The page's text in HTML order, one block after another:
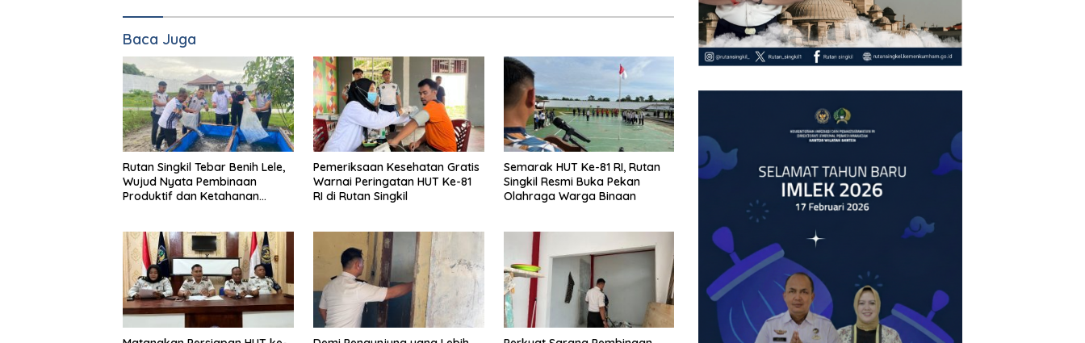
Baca Juga
Rutan Singkil Tebar Benih Lele,
Wujud Nyata Pembinaan
Produktif dan Ketahanan
Pemeriksaan Kesehatan Gratis
Warnai Peringatan HUT Ke-81
RI di Rutan Singkil
Semarak HUT Ke-81 RI, Rutan
Singkil Resmi Buka Pekan
Olahraga Warga Binaan